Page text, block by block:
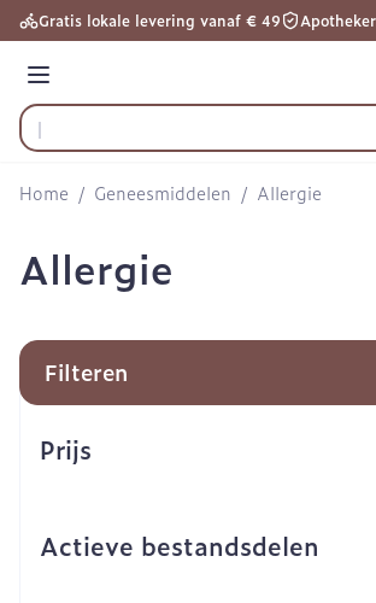
Ga naar de inhoud
Gratis lokale levering vanaf € 49
Menu
Product, merk, categorie...
Home / Geneesmiddelen / Allergie
Allergie
Filteren
Prijs
Actieve bestandsdelen